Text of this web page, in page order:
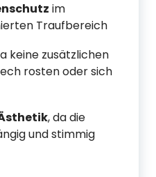
im
Traufbereich
keine zusätzlichen
rosten oder sich
, da die
und stimmig